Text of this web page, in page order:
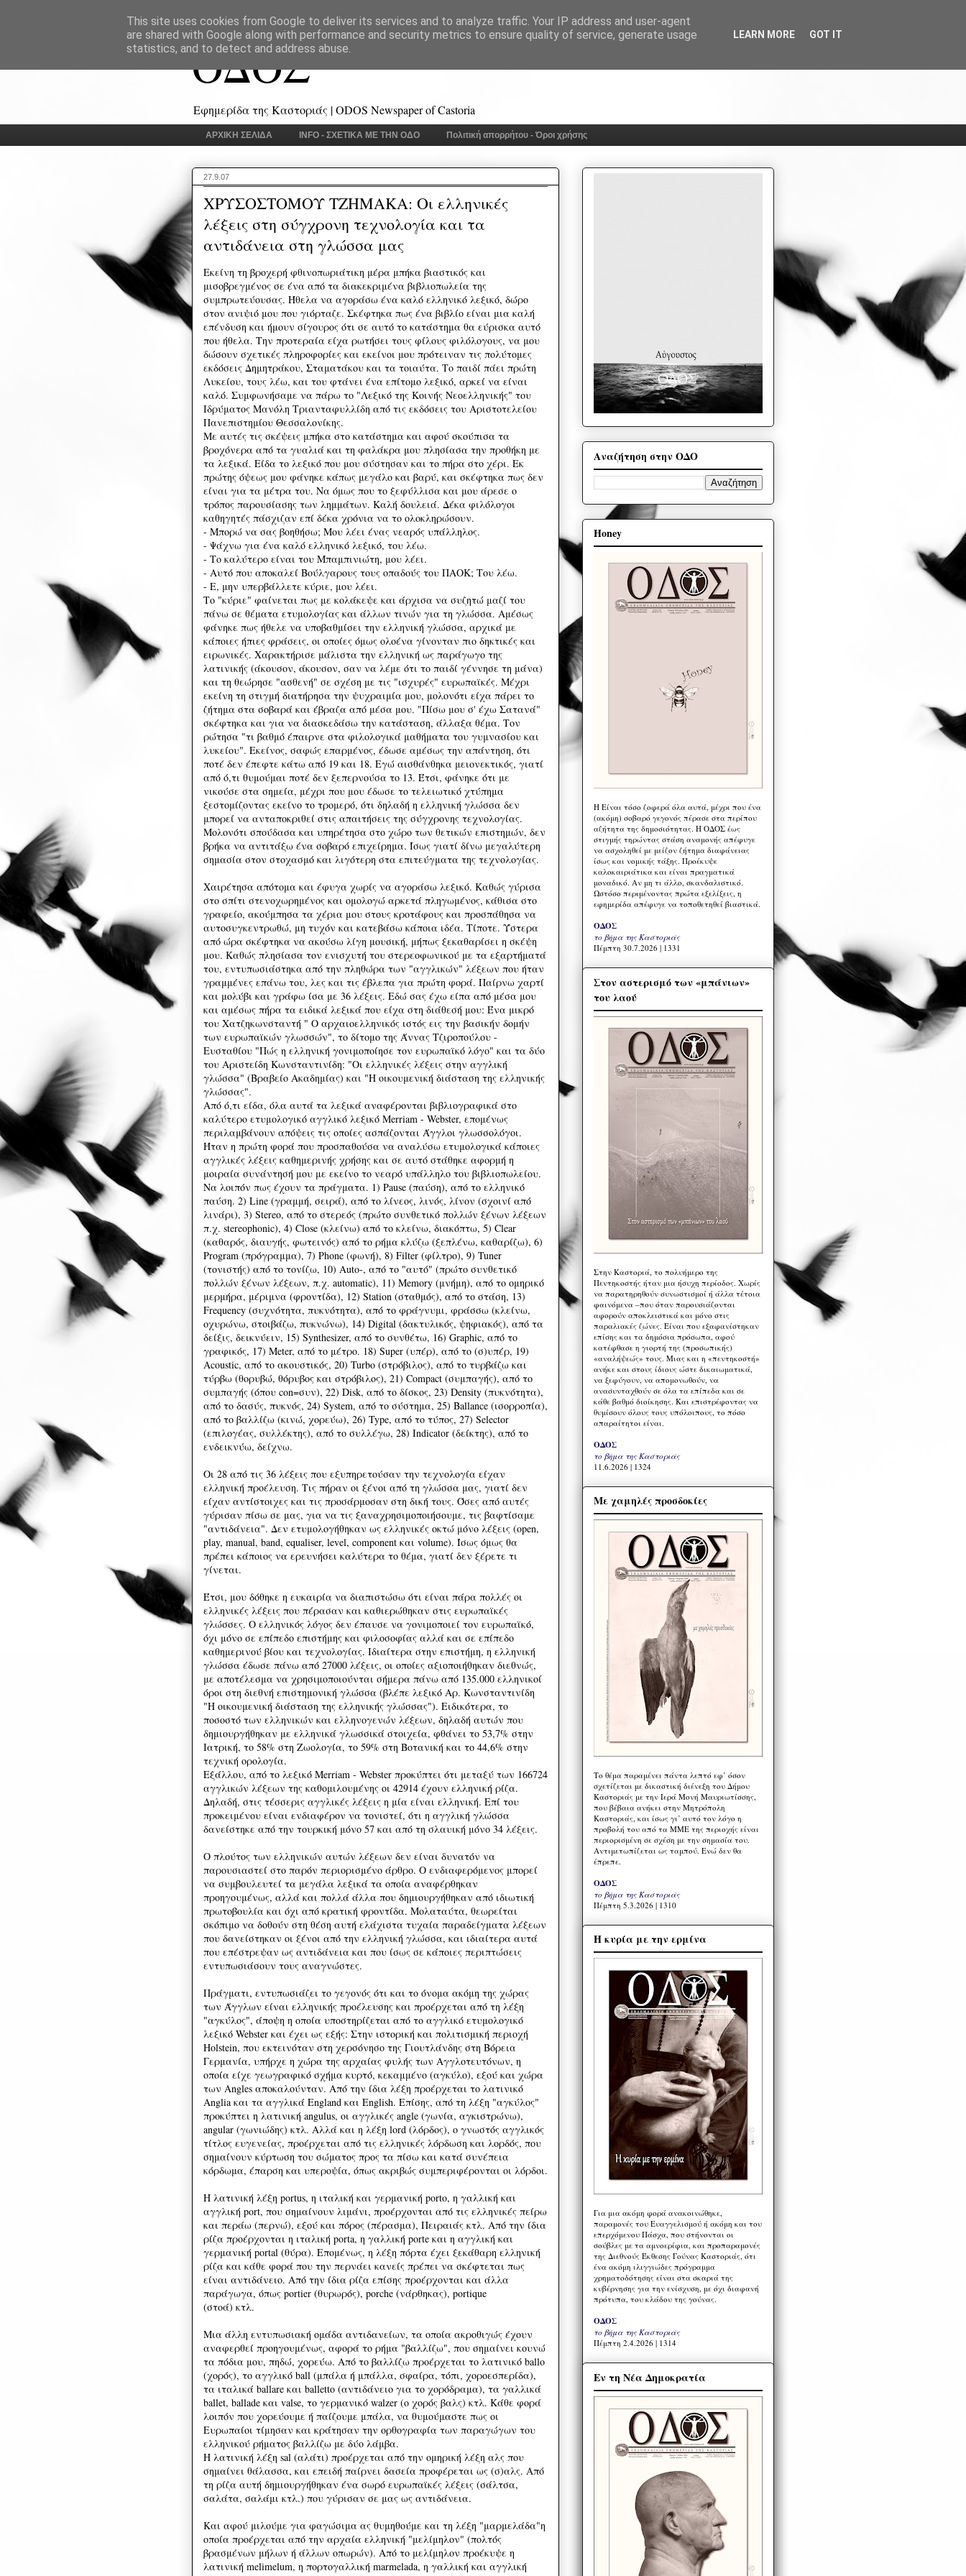
ΟΔΟΣ
Εφημερίδα της Καστοριάς | ODOS Newspaper of Castoria
ΑΡΧΙΚΗ ΣΕΛΙΔΑ INFO - ΣΧΕΤΙΚΑ ΜΕ ΤΗΝ ΟΔΟ Πολιτική απορρήτου - Όροι χρήσης
27.9.07
ΧΡΥΣΟΣΤΟΜΟΥ ΤΖΗΜΑΚΑ: Οι ελληνικές
λέξεις στη σύγχρονη τεχνολογία και τα
αντιδάνεια στη γλώσσα μας
Εκείνη τη βροχερή φθινοπωριάτικη μέρα μπήκα βιαστικός και
μισοβρεγμένος σε ένα από τα διακεκριμένα βιβλιοπωλεία της
συμπρωτεύουσας. Ήθελα να αγοράσω ένα καλό ελληνικό λεξικό, δώρο
στον ανιψιό μου που γιόρταζε. Σκέφτηκα πως ένα βιβλίο είναι μια καλή
επένδυση και ήμουν σίγουρος ότι σε αυτό το κατάστημα θα εύρισκα αυτό
που ήθελα. Την προτεραία είχα ρωτήσει τους φίλους φιλόλογους, να μου
δώσουν σχετικές πληροφορίες και εκείνοι μου πρότειναν τις πολύτομες
εκδόσεις Δημητράκου, Σταματάκου και τα τοιαύτα. Το παιδί πάει πρώτη
Λυκείου, τους λέω, και του φτάνει ένα επίτομο λεξικό, αρκεί να είναι
καλό. Συμφωνήσαμε να πάρω το "Λεξικό της Κοινής Νεοελληνικής" του
Ιδρύματος Μανόλη Τριανταφυλλίδη από τις εκδόσεις του Αριστοτελείου
Πανεπιστημίου Θεσσαλονίκης.
Με αυτές τις σκέψεις μπήκα στο κατάστημα και αφού σκούπισα τα
βροχόνερα από τα γυαλιά και τη φαλάκρα μου πλησίασα την προθήκη με
τα λεξικά. Είδα το λεξικό που μου σύστησαν και το πήρα στο χέρι. Εκ
πρώτης όψεως μου φάνηκε κάπως μεγάλο και βαρύ, και σκέφτηκα πως δεν
είναι για τα μέτρα του. Να όμως που το ξεφύλλισα και μου άρεσε ο
τρόπος παρουσίασης των λημμάτων. Καλή δουλειά. Δέκα φιλόλογοι
καθηγητές πάσχιζαν επί δέκα χρόνια να το ολοκληρώσουν.
- Μπορώ να σας βοηθήσω; Μου λέει ένας νεαρός υπάλληλος.
- Ψάχνω για ένα καλό ελληνικό λεξικό, του λέω.
- Το καλύτερο είναι του Μπαμπινιώτη, μου λέει.
- Αυτό που αποκαλεί Βούλγαρους τους οπαδούς του ΠΑΟΚ; Του λέω.
- Ε, μην υπερβάλλετε κύριε, μου λέει.
Το "κύριε" φαίνεται πως με κολάκεψε και άρχισα να συζητώ μαζί του
πάνω σε θέματα ετυμολογίας και άλλων τινών για τη γλώσσα. Αμέσως
φάνηκε πως ήθελε να υποβαθμίσει την ελληνική γλώσσα, αρχικά με
κάποιες ήπιες φράσεις, οι οποίες όμως ολοένα γίνονταν πιο δηκτικές και
ειρωνικές. Χαρακτήρισε μάλιστα την ελληνική ως παράγωγο της
λατινικής (άκουσον, άκουσον, σαν να λέμε ότι το παιδί γέννησε τη μάνα)
και τη θεώρησε "ασθενή" σε σχέση με τις "ισχυρές" ευρωπαϊκές. Μέχρι
εκείνη τη στιγμή διατήρησα την ψυχραιμία μου, μολονότι είχα πάρει το
ζήτημα στα σοβαρά και έβραζα από μέσα μου. "Πίσω μου σ' έχω Σατανά"
σκέφτηκα και για να διασκεδάσω την κατάσταση, άλλαξα θέμα. Τον
ρώτησα "τι βαθμό έπαιρνε στα φιλολογικά μαθήματα του γυμνασίου και
λυκείου". Εκείνος, σαφώς επαρμένος, έδωσε αμέσως την απάντηση, ότι
ποτέ δεν έπεφτε κάτω από 19 και 18. Εγώ αισθάνθηκα μειονεκτικός, γιατί
από ό,τι θυμούμαι ποτέ δεν ξεπερνούσα το 13. Έτσι, φάνηκε ότι με
νικούσε στα σημεία, μέχρι που μου έδωσε το τελειωτικό χτύπημα
ξεστομίζοντας εκείνο το τρομερό, ότι δηλαδή η ελληνική γλώσσα δεν
μπορεί να ανταποκριθεί στις απαιτήσεις της σύγχρονης τεχνολογίας.
Μολονότι σπούδασα και υπηρέτησα στο χώρο των θετικών επιστημών, δεν
βρήκα να αντιτάξω ένα σοβαρό επιχείρημα. Ίσως γιατί δίνω μεγαλύτερη
σημασία στον στοχασμό και λιγότερη στα επιτεύγματα της τεχνολογίας.
Χαιρέτησα απότομα και έφυγα χωρίς να αγοράσω λεξικό. Καθώς γύρισα
στο σπίτι στενοχωρημένος και ομολογώ αρκετά πληγωμένος, κάθισα στο
γραφείο, ακούμπησα τα χέρια μου στους κροτάφους και προσπάθησα να
αυτοσυγκεντρωθώ, μη τυχόν και κατεβάσω κάποια ιδέα. Τίποτε. Ύστερα
από ώρα σκέφτηκα να ακούσω λίγη μουσική, μήπως ξεκαθαρίσει η σκέψη
μου. Καθώς πλησίασα τον ενισχυτή του στερεοφωνικού με τα εξαρτήματά
του, εντυπωσιάστηκα από την πληθώρα των "αγγλικών" λέξεων που ήταν
γραμμένες επάνω του, λες και τις έβλεπα για πρώτη φορά. Παίρνω χαρτί
και μολύβι και γράφω ίσα με 36 λέξεις. Εδώ σας έχω είπα από μέσα μου
και αμέσως πήρα τα ειδικά λεξικά που είχα στη διάθεσή μου: Ένα μικρό
του Χατζηκωνσταντή " Ο αρχαιοελληνικός ιστός εις την βασικήν δομήν
των ευρωπαϊκών γλωσσών", το δίτομο της Άννας Τζιροπούλου -
Ευσταθίου "Πώς η ελληνική γονιμοποίησε τον ευρωπαϊκό λόγο" και τα δύο
του Αριστείδη Κωνσταντινίδη: "Οι ελληνικές λέξεις στην αγγλική
γλώσσα" (Βραβείο Ακαδημίας) και "Η οικουμενική διάσταση της ελληνικής
γλώσσας".
Από ό,τι είδα, όλα αυτά τα λεξικά αναφέρονται βιβλιογραφικά στο
καλύτερο ετυμολογικό αγγλικό λεξικό Merriam - Webster, επομένως
περιλαμβάνουν απόψεις τις οποίες ασπάζονται Άγγλοι γλωσσολόγοι.
Ήταν η πρώτη φορά που προσπαθούσα να αναλύσω ετυμολογικά κάποιες
αγγλικές λέξεις καθημερινής χρήσης και σε αυτό στάθηκε αφορμή η
μοιραία συνάντησή μου με εκείνο το νεαρό υπάλληλο του βιβλιοπωλείου.
Να λοιπόν πως έχουν τα πράγματα. 1) Pause (παύση), από το ελληνικό
παύση. 2) Line (γραμμή, σειρά), από το λίνεος, λινός, λίνον (σχοινί από
λινάρι), 3) Stereo, από το στερεός (πρώτο συνθετικό πολλών ξένων λέξεων
π.χ. stereophonic), 4) Close (κλείνω) από το κλείνω, διακόπτω, 5) Clear
(καθαρός, διαυγής, φωτεινός) από το ρήμα κλύζω (ξεπλένω, καθαρίζω), 6)
Program (πρόγραμμα), 7) Phone (φωνή), 8) Filter (φίλτρο), 9) Tuner
(τονιστής) από το τονίζω, 10) Auto-, από το "αυτό" (πρώτο συνθετικό
πολλών ξένων λέξεων, π.χ. automatic), 11) Memory (μνήμη), από το ομηρικό
μερμήρα, μέριμνα (φροντίδα), 12) Station (σταθμός), από το στάση, 13)
Frequency (συχνότητα, πυκνότητα), από το φράγνυμι, φράσσω (κλείνω,
οχυρώνω, στοιβάζω, πυκνώνω), 14) Digital (δακτυλικός, ψηφιακός), από τα
δείξις, δεικνύειν, 15) Synthesizer, από το συνθέτω, 16) Graphic, από το
γραφικός, 17) Meter, από το μέτρο. 18) Super (υπέρ), από το (σ)υπέρ, 19)
Acoustic, από το ακουστικός, 20) Turbo (στρόβιλος), από το τυρβάζω και
τύρβω (θορυβώ, θόρυβος και στρόβιλος), 21) Compact (συμπαγής), από το
συμπαγής (όπου con=συν), 22) Disk, από το δίσκος, 23) Density (πυκνότητα),
από το δασύς, πυκνός, 24) System, από το σύστημα, 25) Ballance (ισορροπία),
από το βαλλίζω (κινώ, χορεύω), 26) Type, από το τύπος, 27) Selector
(επιλογέας, συλλέκτης), από το συλλέγω, 28) Indicator (δείκτης), από το
ενδεικνύω, δείχνω.
Οι 28 από τις 36 λέξεις που εξυπηρετούσαν την τεχνολογία είχαν
ελληνική προέλευση. Τις πήραν οι ξένοι από τη γλώσσα μας, γιατί δεν
είχαν αντίστοιχες και τις προσάρμοσαν στη δική τους. Όσες από αυτές
γύρισαν πίσω σε μας, για να τις ξαναχρησιμοποιήσουμε, τις βαφτίσαμε
"αντιδάνεια". Δεν ετυμολογήθηκαν ως ελληνικές οκτώ μόνο λέξεις (open,
play, manual, band, equaliser, level, component και volume). Ίσως όμως θα
πρέπει κάποιος να ερευνήσει καλύτερα το θέμα, γιατί δεν ξέρετε τι
γίνεται.
Έτσι, μου δόθηκε η ευκαιρία να διαπιστώσω ότι είναι πάρα πολλές οι
ελληνικές λέξεις που πέρασαν και καθιερώθηκαν στις ευρωπαϊκές
γλώσσες. Ο ελληνικός λόγος δεν έπαυσε να γονιμοποιεί τον ευρωπαϊκό,
όχι μόνο σε επίπεδο επιστήμης και φιλοσοφίας αλλά και σε επίπεδο
καθημερινού βίου και τεχνολογίας. Ιδιαίτερα στην επιστήμη, η ελληνική
γλώσσα έδωσε πάνω από 27000 λέξεις, οι οποίες αξιοποιήθηκαν διεθνώς,
με αποτέλεσμα να χρησιμοποιούνται σήμερα πάνω από 135.000 ελληνικοί
όροι στη διεθνή επιστημονική γλώσσα (βλέπε λεξικό Αρ. Κωνσταντινίδη
"Η οικουμενική διάσταση της ελληνικής γλώσσας"). Ειδικότερα, το
ποσοστό των ελληνικών και ελληνογενών λέξεων, δηλαδή αυτών που
δημιουργήθηκαν με ελληνικά γλωσσικά στοιχεία, φθάνει το 53,7% στην
Ιατρική, το 58% στη Ζωολογία, το 59% στη Βοτανική και το 44,6% στην
τεχνική ορολογία.
Εξάλλου, από το λεξικό Merriam - Webster προκύπτει ότι μεταξύ των 166724
αγγλικών λέξεων της καθομιλουμένης οι 42914 έχουν ελληνική ρίζα.
Δηλαδή, στις τέσσερις αγγλικές λέξεις η μία είναι ελληνική. Επί του
προκειμένου είναι ενδιαφέρον να τονιστεί, ότι η αγγλική γλώσσα
δανείστηκε από την τουρκική μόνο 57 και από τη σλαυική μόνο 34 λέξεις.
Ο πλούτος των ελληνικών αυτών λέξεων δεν είναι δυνατόν να
παρουσιαστεί στο παρόν περιορισμένο άρθρο. Ο ενδιαφερόμενος μπορεί
να συμβουλευτεί τα μεγάλα λεξικά τα οποία αναφέρθηκαν
προηγουμένως, αλλά και πολλά άλλα που δημιουργήθηκαν από ιδιωτική
πρωτοβουλία και όχι από κρατική φροντίδα. Μολαταύτα, θεωρείται
σκόπιμο να δοθούν στη θέση αυτή ελάχιστα τυχαία παραδείγματα λέξεων
που δανείστηκαν οι ξένοι από την ελληνική γλώσσα, και ιδιαίτερα αυτά
που επέστρεψαν ως αντιδάνεια και που ίσως σε κάποιες περιπτώσεις
εντυπωσιάσουν τους αναγνώστες.
Πράγματι, εντυπωσιάζει το γεγονός ότι και το όνομα ακόμη της χώρας
των Άγγλων είναι ελληνικής προέλευσης και προέρχεται από τη λέξη
"αγκύλος", άποψη η οποία υποστηρίζεται από το αγγλικό ετυμολογικό
λεξικό Webster και έχει ως εξής: Στην ιστορική και πολιτισμική περιοχή
Holstein, που εκτεινόταν στη χερσόνησο της Γιουτλάνδης στη Βόρεια
Γερμανία, υπήρχε η χώρα της αρχαίας φυλής των Αγγλοτευτόνων, η
οποία είχε γεωγραφικό σχήμα κυρτό, κεκαμμένο (αγκύλο), εξού και χώρα
των Angles αποκαλούνταν. Από την ίδια λέξη προέρχεται το λατινικό
Anglia και τα αγγλικά England και English. Επίσης, από τη λέξη "αγκύλος"
προκύπτει η λατινική angulus, οι αγγλικές angle (γωνία, αγκιστρώνω),
angular (γωνιώδης) κτλ. Αλλά και η λέξη lord (λόρδος), ο γνωστός αγγλικός
τίτλος ευγενείας, προέρχεται από τις ελληνικές λόρδωση και λορδός, που
σημαίνουν κύρτωση του σώματος προς τα πίσω και κατά συνέπεια
κόρδωμα, έπαρση και υπεροψία, όπως ακριβώς συμπεριφέρονται οι λόρδοι.
Η λατινική λέξη portus, η ιταλική και γερμανική porto, η γαλλική και
αγγλική port, που σημαίνουν λιμάνι, προέρχονται από τις ελληνικές πείρω
και περάω (περνώ), εξού και πόρος (πέρασμα), Πειραιάς κτλ. Από την ίδια
ρίζα προέρχονται η ιταλική porta, η γαλλική porte και η αγγλική και
γερμανική portal (θύρα). Επομένως, η λέξη πόρτα έχει ξεκάθαρη ελληνική
ρίζα και κάθε φορά που την περνάει κανείς πρέπει να σκέφτεται πως
είναι αντιδάνειο. Από την ίδια ρίζα επίσης προέρχονται και άλλα
παράγωγα, όπως portier (θυρωρός), porche (νάρθηκας), portique
(στοά) κτλ.
Μια άλλη εντυπωσιακή ομάδα αντιδανείων, τα οποία ακροθιγώς έχουν
αναφερθεί προηγουμένως, αφορά το ρήμα "βαλλίζω", που σημαίνει κουνώ
τα πόδια μου, πηδώ, χορεύω. Από το βαλλίζω προέρχεται το λατινικό ballo
(χορός), το αγγλικό ball (μπάλα ή μπάλλα, σφαίρα, τόπι, χοροεσπερίδα),
τα ιταλικά ballare και balletto (αντιδάνειο για το χορόδραμα), τα γαλλικά
ballet, ballade και valse, το γερμανικό walzer (ο χορός βαλς) κτλ. Κάθε φορά
λοιπόν που χορεύουμε ή παίζουμε μπάλα, να θυμούμαστε πως οι
Ευρωπαίοι τίμησαν και κράτησαν την ορθογραφία των παραγώγων του
ελληνικού ρήματος βαλλίζω με δύο λάμβα.
Η λατινική λέξη sal (αλάτι) προέρχεται από την ομηρική λέξη αλς που
σημαίνει θάλασσα, και επειδή παίρνει δασεία προφέρεται ως (σ)αλς. Από
τη ρίζα αυτή δημιουργήθηκαν ένα σωρό ευρωπαϊκές λέξεις (σάλτσα,
σαλάτα, σαλάμι κτλ.) που γύρισαν σε μας ως αντιδάνεια.
Και αφού μιλούμε για φαγώσιμα ας θυμηθούμε και τη λέξη "μαρμελάδα"η
οποία προέρχεται από την αρχαία ελληνική "μελίμηλον" (πολτός
βρασμένων μήλων ή άλλων οπωρών). Από το μελίμηλον προέκυψε η
λατινική melimelum, η πορτογαλλική marmelada, η γαλλική και αγγλική
Αναζήτηση στην ΟΔΟ
Honey
Η Eίναι τόσο ζοφερά όλα αυτά, μέχρι που ένα
(ακόμη) σοβαρό γεγονός πέρασε στα περίπου
αζήτητα της δημοσιότητας. Η ΟΔΟΣ έως
στιγμής τηρώντας στάση αναμονής απέφυγε
να ασχοληθεί με μείζον ζήτημα διαφάνειας
ίσως και νομικής τάξης. Προέκυψε
καλοκαιριάτικα και είναι πραγματικά
μοναδικό. Αν μη τι άλλο, σκανδαλιστικό.
Ωστόσο περιμένοντας πρώτα εξελίξεις, η
εφημερίδα απέφυγε να τοποθετηθεί βιαστικά.
ΟΔΟΣ
το βήμα της Καστοριάς
Πέμπτη 30.7.2026 | 1331
Στον αστερισμό των «μπάνιων»
του λαού
Στην Καστοριά, το πολυήμερο της
Πεντηκοστής ήταν μια ήσυχη περίοδος. Χωρίς
να παρατηρηθούν συνωστισμοί ή άλλα τέτοια
φαινόμενα –που όταν παρουσιάζονται
αφορούν αποκλειστικά και μόνο στις
παραλιακές ζώνες. Είναι που εξαφανίστηκαν
επίσης και τα δημόσια πρόσωπα, αφού
κατέφθασε η γιορτή της (προσωπικής)
«αναλήψεώς» τους. Μιας και η «πεντηκοστή»
ανήκε και στους ίδιους ώστε δικαιωματικά,
να ξεφύγουν, να απομονωθούν, να
ανασυνταχθούν σε όλα τα επίπεδα και σε
κάθε βαθμό διοίκησης. Και επιστρέφοντας να
θυμίσουν όλους τους υπόλοιπους, το πόσο
απαραίτητοι είναι.
ΟΔΟΣ
το βήμα της Καστοριάς
11.6.2026 | 1324
Με χαμηλές προσδοκίες
Το θέμα παραμένει πάντα λεπτό εφ’ όσον
σχετίζεται με δικαστική διένεξη του Δήμου
Καστοριάς με την Ιερά Μονή Μαυριωτίσσης,
που βέβαια ανήκει στην Μητρόπολη
Καστοριάς, και ίσως γι’ αυτό τον λόγο η
προβολή του από τα ΜΜΕ της περιοχής είναι
περιορισμένη σε σχέση με την σημασία του.
Αντιμετωπίζεται ως ταμπού. Ενώ δεν θα
έπρεπε.
ΟΔΟΣ
το βήμα της Καστοριάς
Πέμπτη 5.3.2026 | 1310
Η κυρία με την ερμίνα
Για μια ακόμη φορά ανακοινώθηκε,
παραμονές του Ευαγγελισμού ή ακόμη και του
επερχόμενου Πάσχα, που στήνονται οι
σούβλες με τα αμνοερίφια, και προπαραμονές
της Διεθνούς Έκθεσης Γούνας Καστοριάς, ότι
ένα ακόμη ιλιγγιώδες πρόγραμμα
χρηματοδότησης είναι στα σκαριά της
κυβέρνησης για την ενίσχυση, με όχι διαφανή
πρότυπα, του κλάδου της γούνας.
ΟΔΟΣ
το βήμα της Καστοριάς
Πέμπτη 2.4.2026 | 1314
Εν τη Νέα Δημοκρατία
This site uses cookies from Google to deliver its services and to analyze traffic. Your IP address and user-agent
are shared with Google along with performance and security metrics to ensure quality of service, generate usage
statistics, and to detect and address abuse.
LEARN MORE GOT IT